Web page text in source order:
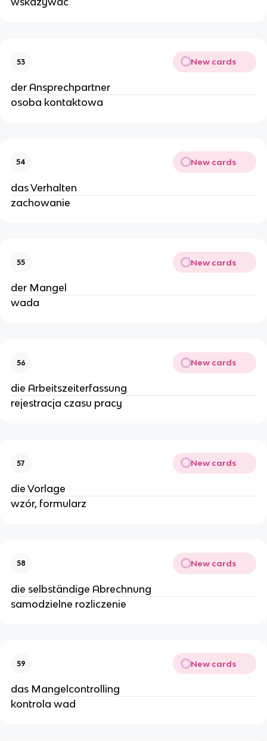
53 New cards
der Ansprechpartner
osoba kontaktowa
54 New cards
das Verhalten
zachowanie
55 New cards
der Mangel
wada
56 New cards
die Arbeitszeiterfassung
rejestracja czasu pracy
57 New cards
die Vorlage
wzór, formularz
58 New cards
die selbständige Abrechnung
samodzielne rozliczenie
59 New cards
das Mangelcontrolling
kontrola wad